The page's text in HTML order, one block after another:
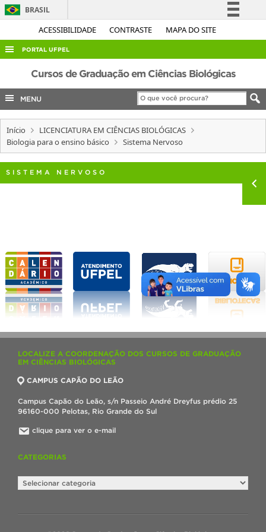
ACESSIBILIDADE CONTRASTE MAPA DO SITE
BRASIL
Simplifique!
Acesso à informação
Legislação
Canais
PORTAL UFPEL
ACESSO À INFORMAÇÃO
AUDITORIA
COBALTO
CONCURSOS
INTERNACIONAL
Cursos de Graduação em Ciências Biológicas
MENU
Início
LICENCIATURA EM CIÊNCIAS BIOLÓGICAS
Biologia para o ensino básico
Sistema Nervoso
SISTEMA NERVOSO
LOCALIZE A COORDENAÇÃO DOS CURSOS DE GRADUAÇÃO
EM CIÊNCIAS BIOLÓGICAS
CAMPUS CAPÃO DO LEÃO
Campus Capão do Leão, s/n Passeio André Dreyfus prédio 25
96160-000 Pelotas, Rio Grande do Sul
clique para ver o e-mail
CATEGORIAS